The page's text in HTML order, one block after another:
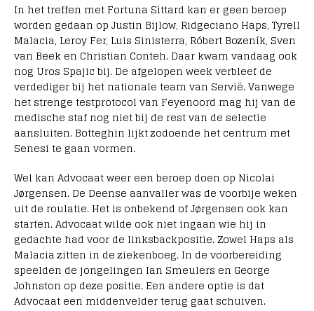
In het treffen met Fortuna Sittard kan er geen beroep
worden gedaan op Justin Bijlow, Ridgeciano Haps, Tyrell
Malacia, Leroy Fer, Luis Sinisterra, Róbert Bozeník, Sven
van Beek en Christian Conteh. Daar kwam vandaag ook
nog Uros Spajic bij. De afgelopen week verbleef de
verdediger bij het nationale team van Servië. Vanwege
het strenge testprotocol van Feyenoord mag hij van de
medische staf nog niet bij de rest van de selectie
aansluiten. Botteghin lijkt zodoende het centrum met
Senesi te gaan vormen.
Wel kan Advocaat weer een beroep doen op Nicolai
Jørgensen. De Deense aanvaller was de voorbije weken
uit de roulatie. Het is onbekend of Jørgensen ook kan
starten. Advocaat wilde ook niet ingaan wie hij in
gedachte had voor de linksbackpositie. Zowel Haps als
Malacia zitten in de ziekenboeg. In de voorbereiding
speelden de jongelingen Ian Smeulers en George
Johnston op deze positie. Een andere optie is dat
Advocaat een middenvelder terug gaat schuiven.